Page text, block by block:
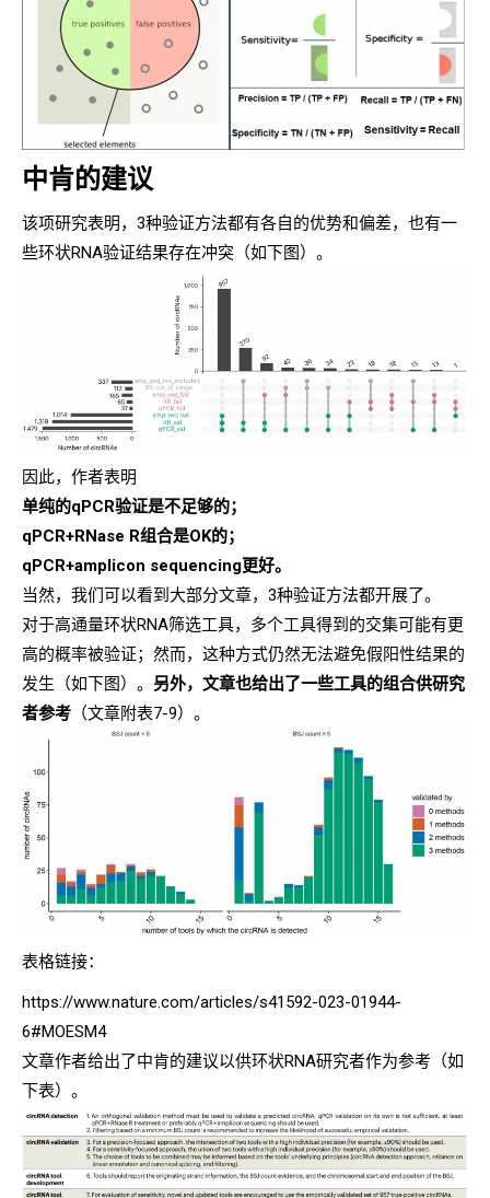
中肯的建议
该项研究表明，3种验证方法都有各自的优势和偏差，也有一
些环状RNA验证结果存在冲突（如下图）。
因此，作者表明
单纯的qPCR验证是不足够的；
qPCR+RNase R组合是OK的；
qPCR+amplicon sequencing更好。
当然，我们可以看到大部分文章，3种验证方法都开展了。
对于高通量环状RNA筛选工具，多个工具得到的交集可能有更
高的概率被验证；然而，这种方式仍然无法避免假阳性结果的
发生（如下图）。 另外，文章也给出了一些工具的组合供研究
者参考 （文章附表7-9）。
表格链接：
https://www.nature.com/articles/s41592-023-01944-
6#MOESM4
文章作者给出了中肯的建议以供环状RNA研究者作为参考（如
下表）。